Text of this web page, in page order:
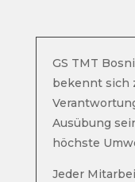
GS TMT
bekennt sich
Ausübung
höchste
Jeder